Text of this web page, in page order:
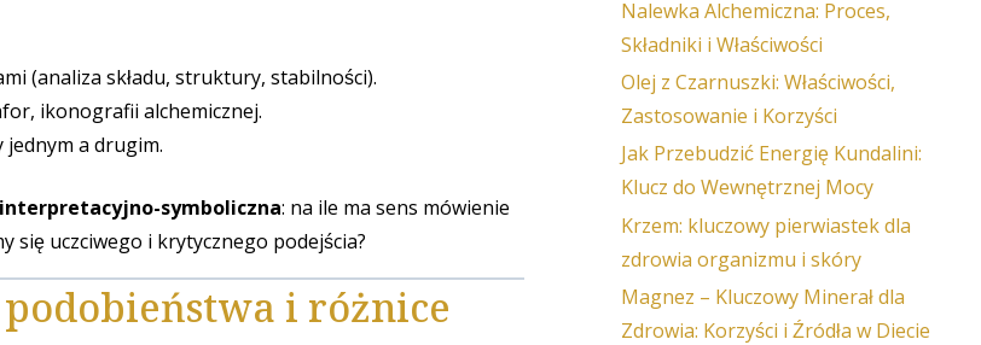
(analiza składu, struktury, stabilności).
ikonografii alchemicznej.
a drugim.
symboliczna: na ile ma sens mówienie
się uczciwego i krytycznego podejścia?
i różnice
Nalewka Alchemiczna: Proces,
Składniki i Właściwości
Olej z Czarnuszki: Właściwości,
Zastosowanie i Korzyści
Jak Przebudzić Energię Kundalini:
Klucz do Wewnętrznej Mocy
Krzem: kluczowy pierwiastek dla
zdrowia organizmu i skóry
Magnez – Kluczowy Minerał dla
Zdrowia: Korzyści i Źródła w Diecie